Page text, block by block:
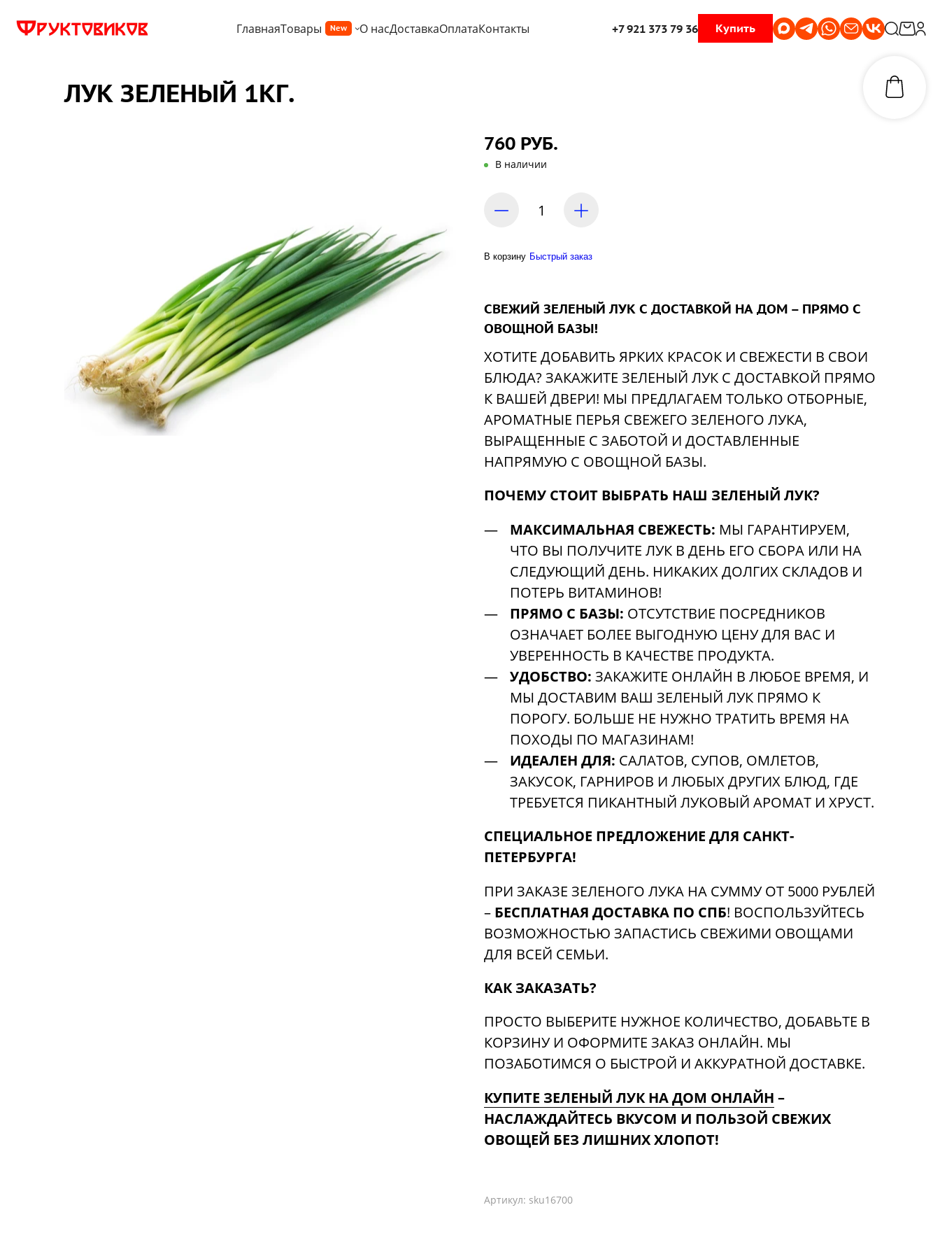
ГлавнаяТовары New О насДоставкаОплатаКонтакты +7 921 373 79 36 Купить
ЛУК ЗЕЛЕНЫЙ 1КГ.
760 РУБ.
В наличии
В корзину Быстрый заказ
СВЕЖИЙ ЗЕЛЕНЫЙ ЛУК С ДОСТАВКОЙ НА ДОМ – ПРЯМО С
ОВОЩНОЙ БАЗЫ!
ХОТИТЕ ДОБАВИТЬ ЯРКИХ КРАСОК И СВЕЖЕСТИ В СВОИ
БЛЮДА? ЗАКАЖИТЕ ЗЕЛЕНЫЙ ЛУК С ДОСТАВКОЙ ПРЯМО
К ВАШЕЙ ДВЕРИ! МЫ ПРЕДЛАГАЕМ ТОЛЬКО ОТБОРНЫЕ,
АРОМАТНЫЕ ПЕРЬЯ СВЕЖЕГО ЗЕЛЕНОГО ЛУКА,
ВЫРАЩЕННЫЕ С ЗАБОТОЙ И ДОСТАВЛЕННЫЕ
НАПРЯМУЮ С ОВОЩНОЙ БАЗЫ.
ПОЧЕМУ СТОИТ ВЫБРАТЬ НАШ ЗЕЛЕНЫЙ ЛУК?
МАКСИМАЛЬНАЯ СВЕЖЕСТЬ: МЫ ГАРАНТИРУЕМ,
ЧТО ВЫ ПОЛУЧИТЕ ЛУК В ДЕНЬ ЕГО СБОРА ИЛИ НА
СЛЕДУЮЩИЙ ДЕНЬ. НИКАКИХ ДОЛГИХ СКЛАДОВ И
ПОТЕРЬ ВИТАМИНОВ!
ПРЯМО С БАЗЫ: ОТСУТСТВИЕ ПОСРЕДНИКОВ
ОЗНАЧАЕТ БОЛЕЕ ВЫГОДНУЮ ЦЕНУ ДЛЯ ВАС И
УВЕРЕННОСТЬ В КАЧЕСТВЕ ПРОДУКТА.
УДОБСТВО: ЗАКАЖИТЕ ОНЛАЙН В ЛЮБОЕ ВРЕМЯ, И
МЫ ДОСТАВИМ ВАШ ЗЕЛЕНЫЙ ЛУК ПРЯМО К
ПОРОГУ. БОЛЬШЕ НЕ НУЖНО ТРАТИТЬ ВРЕМЯ НА
ПОХОДЫ ПО МАГАЗИНАМ!
ИДЕАЛЕН ДЛЯ: САЛАТОВ, СУПОВ, ОМЛЕТОВ,
ЗАКУСОК, ГАРНИРОВ И ЛЮБЫХ ДРУГИХ БЛЮД, ГДЕ
ТРЕБУЕТСЯ ПИКАНТНЫЙ ЛУКОВЫЙ АРОМАТ И ХРУСТ.
СПЕЦИАЛЬНОЕ ПРЕДЛОЖЕНИЕ ДЛЯ САНКТ-
ПЕТЕРБУРГА!
ПРИ ЗАКАЗЕ ЗЕЛЕНОГО ЛУКА НА СУММУ ОТ 5000 РУБЛЕЙ
– БЕСПЛАТНАЯ ДОСТАВКА ПО СПБ! ВОСПОЛЬЗУЙТЕСЬ
ВОЗМОЖНОСТЬЮ ЗАПАСТИСЬ СВЕЖИМИ ОВОЩАМИ
ДЛЯ ВСЕЙ СЕМЬИ.
КАК ЗАКАЗАТЬ?
ПРОСТО ВЫБЕРИТЕ НУЖНОЕ КОЛИЧЕСТВО, ДОБАВЬТЕ В
КОРЗИНУ И ОФОРМИТЕ ЗАКАЗ ОНЛАЙН. МЫ
ПОЗАБОТИМСЯ О БЫСТРОЙ И АККУРАТНОЙ ДОСТАВКЕ.
КУПИТЕ ЗЕЛЕНЫЙ ЛУК НА ДОМ ОНЛАЙН –
НАСЛАЖДАЙТЕСЬ ВКУСОМ И ПОЛЬЗОЙ СВЕЖИХ
ОВОЩЕЙ БЕЗ ЛИШНИХ ХЛОПОТ!
Артикул: sku16700